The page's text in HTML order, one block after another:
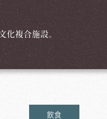
化複合施設。
飲食